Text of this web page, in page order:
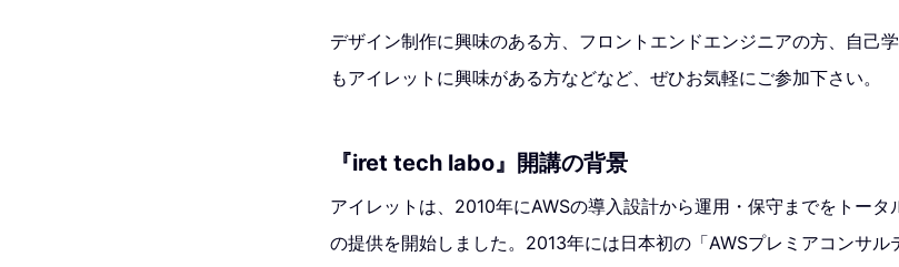
デザイン制作に興味のある方、フロントエンドエンジニアの方、自己
もアイレットに興味がある方などなど、ぜひお気軽にご参加下さい。
『iret tech labo』開講の背景
アイレットは、2010年にAWSの導入設計から運用・保守までをトータ
の提供を開始しました。2013年には日本初の「AWSプレミアコンサル